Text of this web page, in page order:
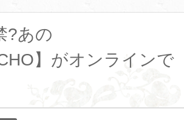
?あの
】がオンラインで